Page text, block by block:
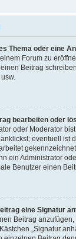
Thema oder eine
Forum zu
Beitrag
bearbeiten oder
oder Moderator
eventuell ist
ein Administrator
Benutzer einen
eine Signatur
Beitrag
„Signatur